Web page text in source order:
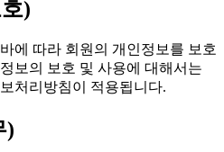
)
에 따라 회원의 개인정보를 보호
보의 보호 및 사용에 대해서는
처리방침이 적용됩니다.
)